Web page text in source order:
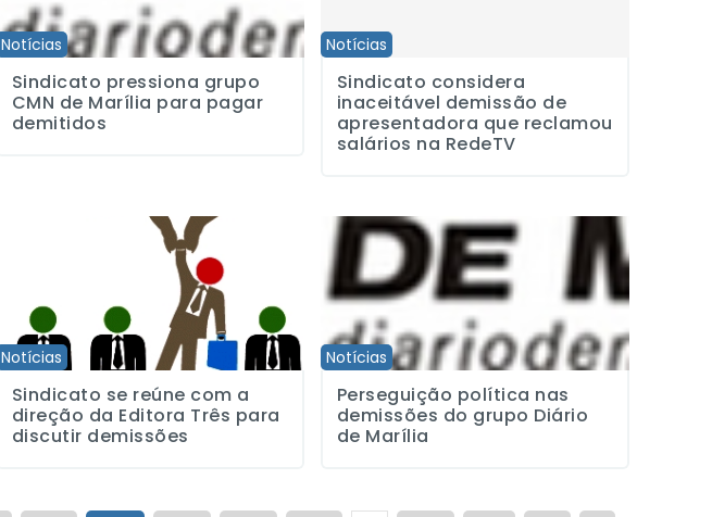
Notícias
Sindicato pressiona grupo
CMN de Marília para pagar
demitidos
Notícias
Sindicato considera
inaceitável demissão de
apresentadora que reclamou
salários na RedeTV
Notícias
Sindicato se reúne com a direção da Editora Três para discutir demissões
Sindicato se reúne com a
direção da Editora Três para
discutir demissões
Notícias
Perseguição política nas demissões do grupo Diário
Perseguição política nas
demissões do grupo Diário
de Marília